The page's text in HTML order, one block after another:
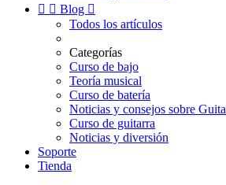
  Blog 
Todos los artículos
Categorías
Curso de bajo
Teoría musical
Curso de batería
Noticias y consejos sobre
Curso de guitarra
Noticias y diversión
Soporte
Tienda